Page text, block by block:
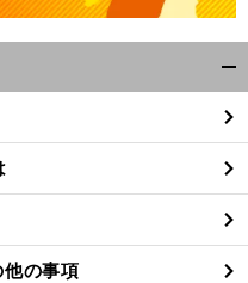
閉
る
の事項